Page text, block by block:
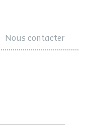
Nous contacter